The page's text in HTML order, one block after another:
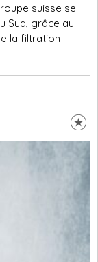
suisse se
Sud, grâce au
la filtration